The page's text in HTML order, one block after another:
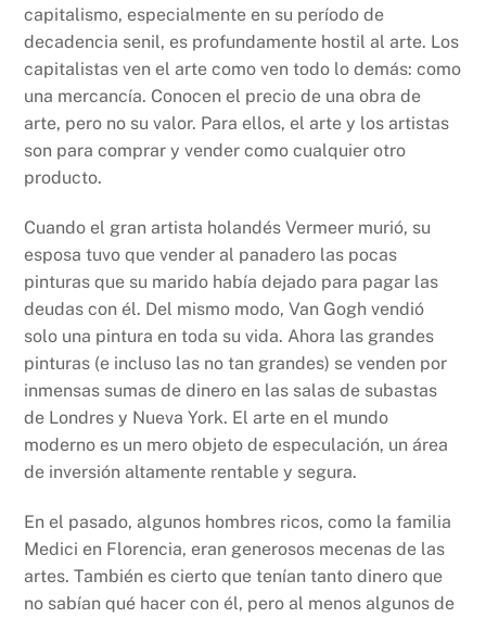
capitalismo, especialmente en su período de
decadencia senil, es profundamente hostil al arte. Los
capitalistas ven el arte como ven todo lo demás: como
una mercancía. Conocen el precio de una obra de
arte, pero no su valor. Para ellos, el arte y los artistas
son para comprar y vender como cualquier otro
producto.
Cuando el gran artista holandés Vermeer murió, su
esposa tuvo que vender al panadero las pocas
pinturas que su marido había dejado para pagar las
deudas con él. Del mismo modo, Van Gogh vendió
solo una pintura en toda su vida. Ahora las grandes
pinturas (e incluso las no tan grandes) se venden por
inmensas sumas de dinero en las salas de subastas
de Londres y Nueva York. El arte en el mundo
moderno es un mero objeto de especulación, un área
de inversión altamente rentable y segura.
En el pasado, algunos hombres ricos, como la familia
Medici en Florencia, eran generosos mecenas de las
artes. También es cierto que tenían tanto dinero que
no sabían qué hacer con él, pero al menos algunos de